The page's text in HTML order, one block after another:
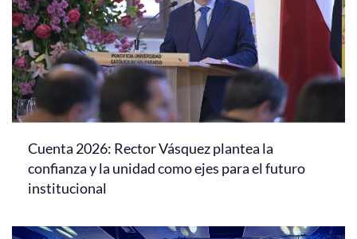
Cuenta 2026: Rector Vásquez plantea la
confianza y la unidad como ejes para el futuro
institucional